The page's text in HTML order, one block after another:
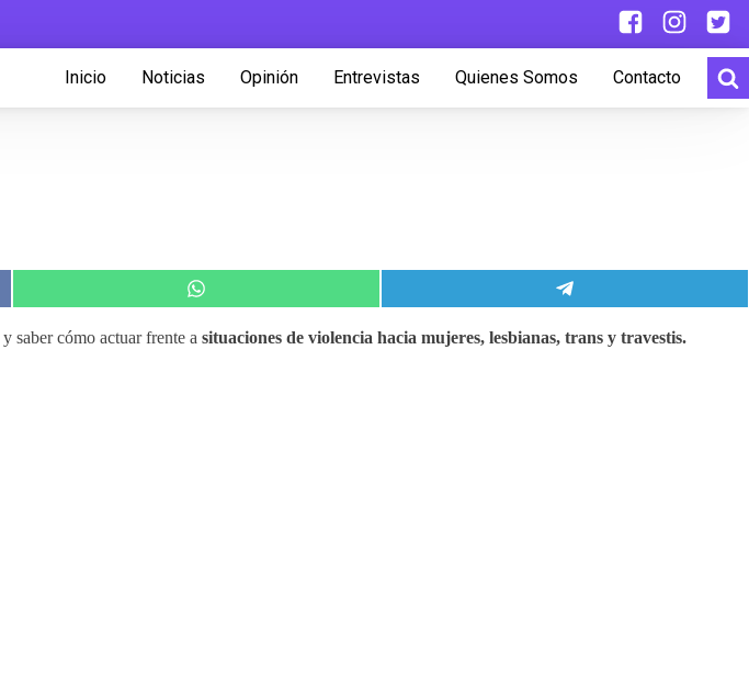
Inicio Noticias Opinión Entrevistas Quienes Somos Contacto
Compartir
en
WhatsApp
Compartir
en
Telegram
y saber cómo actuar frente a situaciones de violencia hacia mujeres, lesbianas, trans y travestis.